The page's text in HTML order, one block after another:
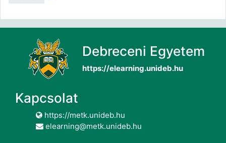
Debreceni Egyetem
https://elearning.unideb.hu
Kapcsolat
https://metk.unideb.hu
elearning@metk.unideb.hu